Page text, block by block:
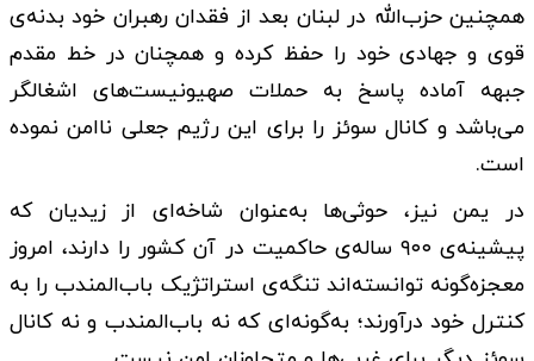
همچنین حزب‌الله در لبنان بعد از فقدان رهبران خود بدنه‌ی
قوی و جهادی خود را حفظ کرده و همچنان در خط مقدم
جبهه آماده پاسخ به حملات صهیونیست‌های اشغالگر
می‌باشد و کانال سوئز را برای این رژیم جعلی ناامن نموده
است.
در یمن نیز، حوثی‌ها به‌عنوان شاخه‌ای از زیدیان که
پیشینه‌ی ۹۰۰ ساله‌ی حاکمیت در آن کشور را دارند، امروز
معجزه‌گونه توانسته‌اند تنگه‌ی استراتژیک باب‌المندب را به
کنترل خود درآورند؛ به‌گونه‌ای که نه باب‌المندب و نه کانال